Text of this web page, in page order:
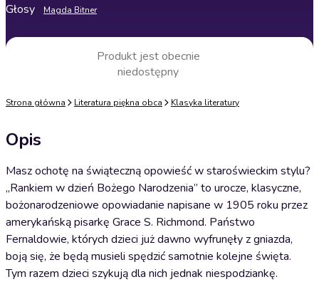
Głosy Magda Bitner
Produkt jest obecnie
niedostępny
Strona główna Literatura piękna obca Klasyka literatury
Opis
Masz ochotę na świąteczną opowieść w staroświeckim stylu?
„Rankiem w dzień Bożego Narodzenia” to urocze, klasyczne,
bożonarodzeniowe opowiadanie napisane w 1905 roku przez
amerykańską pisarkę Grace S. Richmond. Państwo
Fernaldowie, których dzieci już dawno wyfrunęły z gniazda,
boją się, że będą musieli spędzić samotnie kolejne święta.
Tym razem dzieci szykują dla nich jednak niespodziankę.